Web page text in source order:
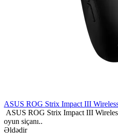
ASUS ROG Strix Impact III
ASUS ROG Strix Impact III
oyun siçanı..
Əldədir